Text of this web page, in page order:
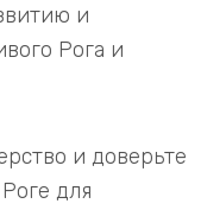
и
Рога и
и доверьте
для